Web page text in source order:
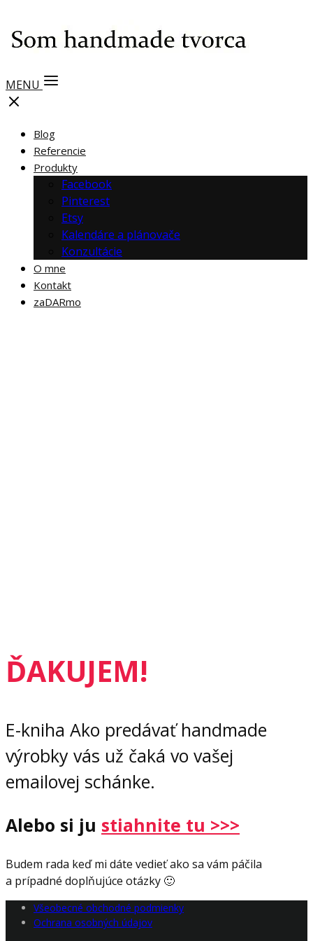
MENU
Blog
Referencie
Produkty
Facebook
Pinterest
Etsy
Kalendáre a plánovače
Konzultácie
O mne
Kontakt
zaDARmo
ĎAKUJEM!
E-kniha Ako predávať handmade
výrobky vás už čaká vo vašej
emailovej schánke.
Alebo si ju stiahnite tu >>>
Budem rada keď mi dáte vedieť ako sa vám páčila
a prípadné doplňujúce otázky 🙂
Všeobecné obchodné podmienky
Ochrana osobných údajov